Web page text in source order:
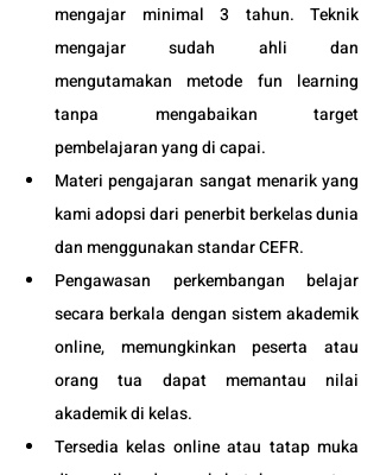
mengajar minimal 3 tahun. Teknik
mengajar sudah ahli dan
mengutamakan metode fun learning
tanpa mengabaikan target
pembelajaran yang di capai.
Materi pengajaran sangat menarik yang
kami adopsi dari penerbit berkelas dunia
dan menggunakan standar CEFR.
Pengawasan perkembangan belajar
secara berkala dengan sistem akademik
online, memungkinkan peserta atau
orang tua dapat memantau nilai
akademik di kelas.
Tersedia kelas online atau tatap muka